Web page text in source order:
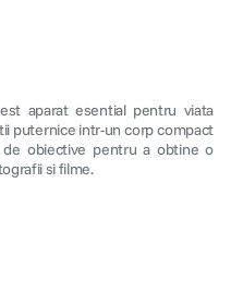
aparat esential pentru viata
puternice intr-un corp compact
obiective pentru a obtine o
si filme.